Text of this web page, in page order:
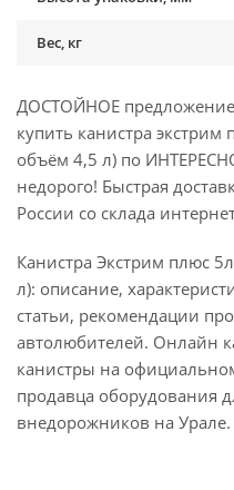
Вес, кг
ДОСТОЙНОЕ предложение
купить канистра
объём 4,5 л) по
недорого! Быстрая
России со склада
Канистра Экстрим плюс
л): описание,
статьи, рекомендации
автолюбителей. Онлайн
канистры на
продавца оборудования
внедорожников на Урале.